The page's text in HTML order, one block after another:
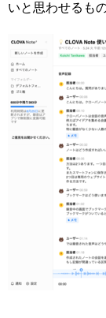
いと思わせるもの